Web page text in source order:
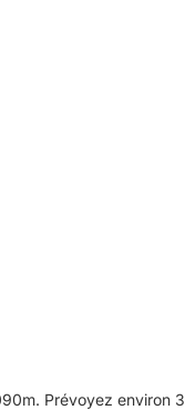
Prévoyez environ 3